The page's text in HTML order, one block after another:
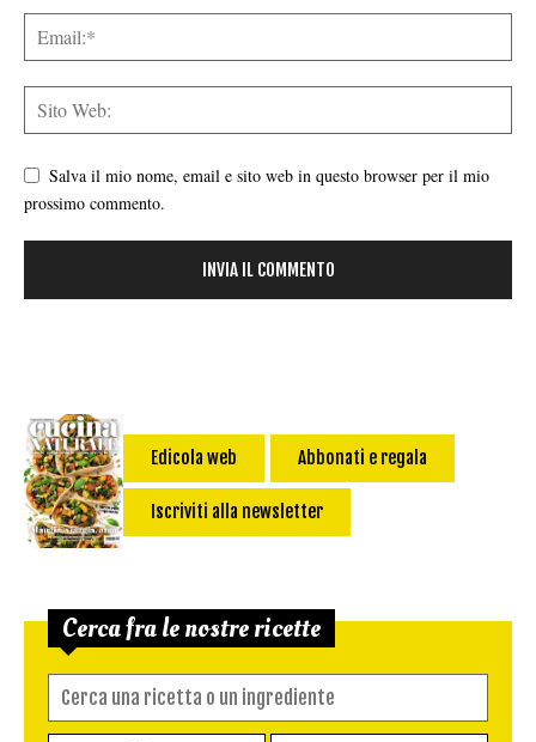
Salva il mio nome, email e sito web in questo browser per il mio
prossimo commento.
Edicola web Abbonati e regala
Iscriviti alla newsletter
Cerca fra le nostre ricette